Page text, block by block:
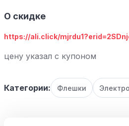
О скидке
https://ali.click/
цену указал с купоном
Категории: Флешки